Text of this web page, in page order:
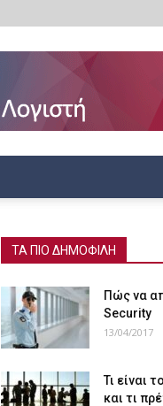
ΤΑ ΠΙΟ ΔΗΜΟΦΙΛΗ
Πώς να
Security
13/04/2017
Τι είναι
και τι